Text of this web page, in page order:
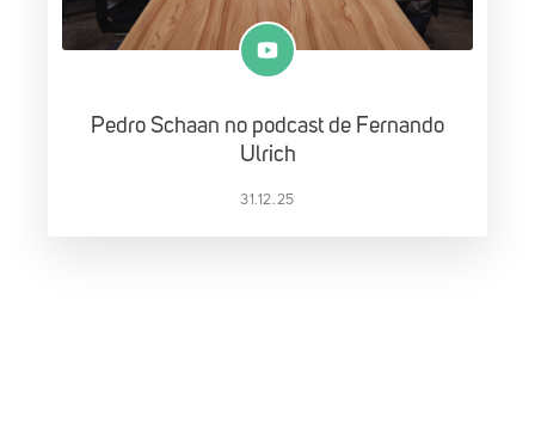
Pedro Schaan no podcast de Fernando
Ulrich
31.12.25